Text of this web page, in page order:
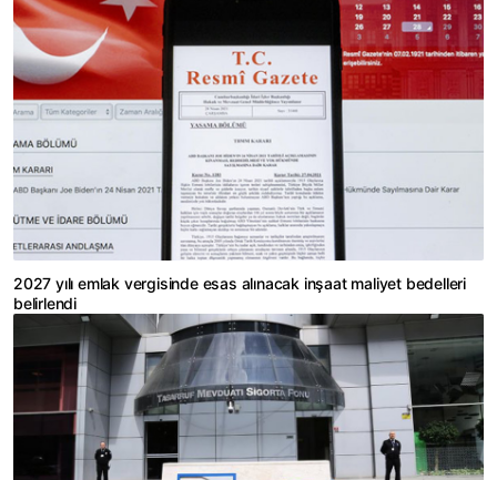
2027 yılı emlak vergisinde esas alınacak inşaat maliyet bedelleri
belirlendi